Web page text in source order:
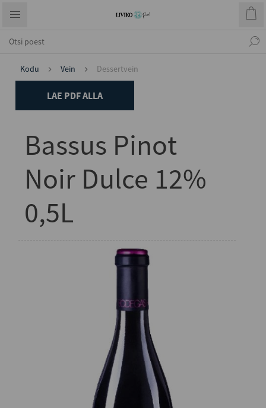
Kodu Vein Dessertvein
LAE PDF ALLA
Bassus Pinot
Noir Dulce 12%
0,5L